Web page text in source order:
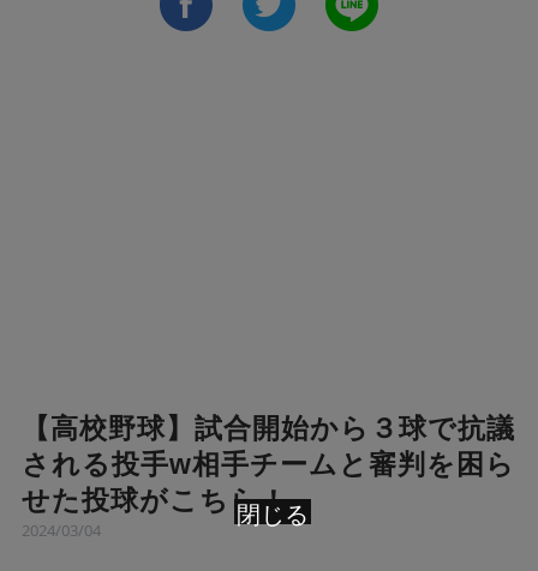
【高校野球】試合開始から３球で抗議
される投手w相手チームと審判を困ら
せた投球がこちら！
2024/03/04
閉じる